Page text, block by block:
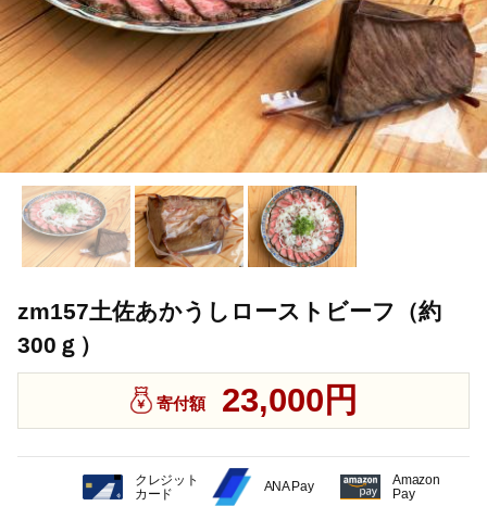
zm157土佐あかうしローストビーフ（約
300ｇ）
寄付額 23,000円
クレジット
カード
ANA Pay
Amazon
Pay